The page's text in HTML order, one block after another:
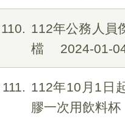
110
112年公務人員
檔
2024-01-
111
112年10月1日
膠一次用飲料杯